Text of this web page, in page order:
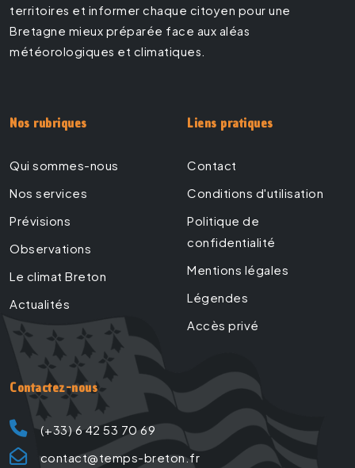
territoires et informer chaque citoyen pour une
Bretagne mieux préparée face aux aléas
météorologiques et climatiques.
Nos rubriques
Qui sommes-nous
Nos services
Prévisions
Observations
Le climat Breton
Actualités
Liens pratiques
Contact
Conditions d'utilisation
Politique de
confidentialité
Mentions légales
Légendes
Accès privé
Contactez-nous
(+33) 6 42 53 70 69
contact@temps-breton.fr